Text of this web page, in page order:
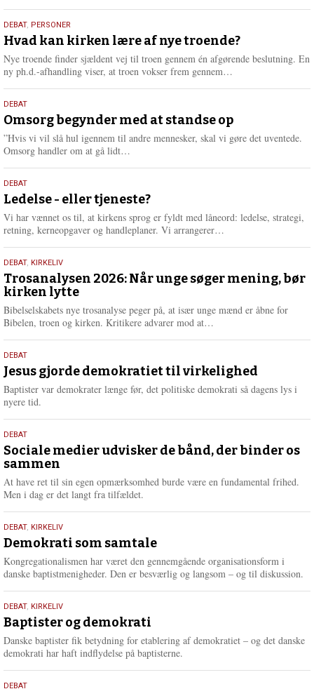
e
r
e
25.
juli
2026
DEBAT, PERSONER
Hvad kan kirken lære af nye troende?
Nye troende finder sjældent vej til troen gennem én afgørende beslutning. En
ny ph.d.-afhandling viser, at troen vokser frem gennem…
e
r
e
9.
juli
2026
DEBAT
Omsorg begynder med at standse op
”Hvis vi vil slå hul igennem til andre mennesker, skal vi gøre det uventede.
Omsorg handler om at gå lidt…
e
r
e
10.
juni
2026
DEBAT
Ledelse - eller tjeneste?
Vi har vænnet os til, at kirkens sprog er fyldt med låneord: ledelse, strategi,
retning, kerneopgaver og handleplaner. Vi arrangerer…
e
2.
juni
2026
DEBAT, KIRKELIV
Trosanalysen 2026: Når unge søger mening, bør
kirken lytte
Bibelselskabets nye trosanalyse peger på, at især unge mænd er åbne for
Bibelen, troen og kirken. Kritikere advarer mod at…
e
r
e
18.
maj
2026
DEBAT
Jesus gjorde demokratiet til virkelighed
Baptister var demokrater længe før, det politiske demokrati så dagens lys i
nyere tid.
18.
maj
2026
DEBAT
Sociale medier udvisker de bånd, der binder os
sammen
At have ret til sin egen opmærksomhed burde være en fundamental frihed.
Men i dag er det langt fra tilfældet.
18.
maj
2026
DEBAT, KIRKELIV
Demokrati som samtale
Kongregationalismen har været den gennemgående organisationsform i
danske baptistmenigheder. Den er besværlig og langsom – og til diskussion.
18.
maj
2026
DEBAT, KIRKELIV
Baptister og demokrati
Danske baptister fik betydning for etablering af demokratiet – og det danske
demokrati har haft indflydelse på baptisterne.
18.
DEBAT